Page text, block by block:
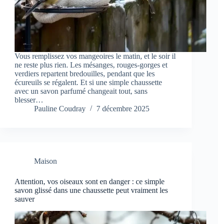
Vous remplissez vos mangeoires le matin, et le soir il
ne reste plus rien. Les mésanges, rouges-gorges et
verdiers repartent bredouilles, pendant que les
écureuils se régalent. Et si une simple chaussette
avec un savon parfumé changeait tout, sans
blesser…
Pauline Coudray
7 décembre 2025
Maison
Attention, vos oiseaux sont en danger : ce simple
savon glissé dans une chaussette peut vraiment les
sauver